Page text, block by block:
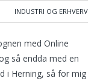
INDUSTRI OG ERHVERV
med Online
så endda med en
i Herning, så for mig